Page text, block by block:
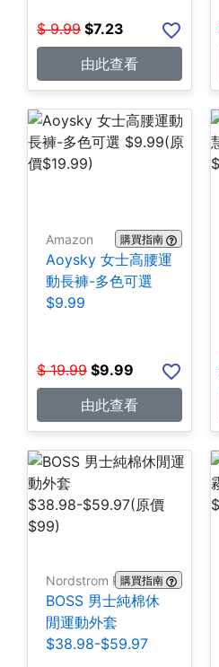
$ 9.99 $7.23
由此查看
Amazon 購買指南
Aoysky 女士高腰運
動長褲-多色可選
$9.99
$ 19.99 $9.99
由此查看
Nordstrom Rack購買指南
BOSS 男士純棉休
閒運動外套
$38.98-$59.97